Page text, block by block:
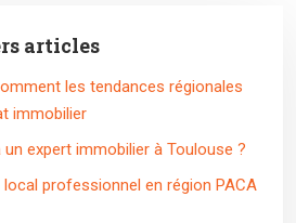
articles
les tendances régionales
immobilier
expert immobilier à Toulouse ?
professionnel en région PACA